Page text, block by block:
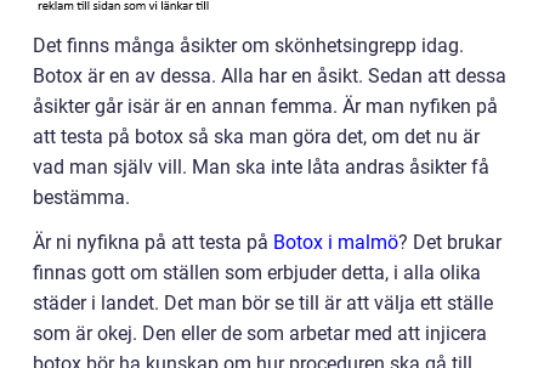
Det finns många åsikter om skönhetsingrepp idag.
Botox är en av dessa. Alla har en åsikt. Sedan att dessa
åsikter går isär är en annan femma. Är man nyfiken på
att testa på botox så ska man göra det, om det nu är
vad man själv vill. Man ska inte låta andras åsikter få
bestämma.
Är ni nyfikna på att testa på Botox i malmö? Det brukar
finnas gott om ställen som erbjuder detta, i alla olika
städer i landet. Det man bör se till är att välja ett ställe
som är okej. Den eller de som arbetar med att injicera